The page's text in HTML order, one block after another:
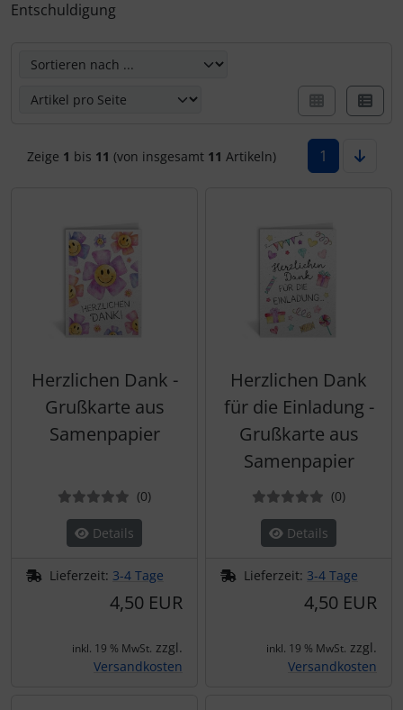
Entschuldigung
Zeige 1 bis 11 (von insgesamt 11 Artikeln) 1
Herzlichen Dank -
Grußkarte aus
Samenpapier
(0Bewertungen
)
Details
Lieferzeit: 3-4 Tage
4,50 EUR
inkl. 19 % MwSt. zzgl.
Versandkosten
Herzlichen Dank
für die Einladung -
Grußkarte aus
Samenpapier
(0)
Details
Lieferzeit: 3-4 Tage
4,50 EUR
inkl. 19 % MwSt. zzgl.
Versandkosten
Postkarten - Sonstiges